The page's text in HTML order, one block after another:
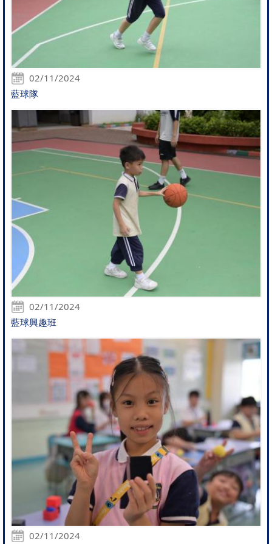
02/11/2024
藍球隊
02/11/2024
藍球興趣班
02/11/2024